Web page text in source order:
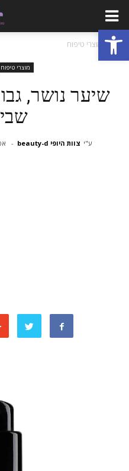
פתח סרגל נגישות
בית מוצרי טיפוח
מוצרי טיפוח
שיער נושר,
ע"י צוות היופי beauty-d -